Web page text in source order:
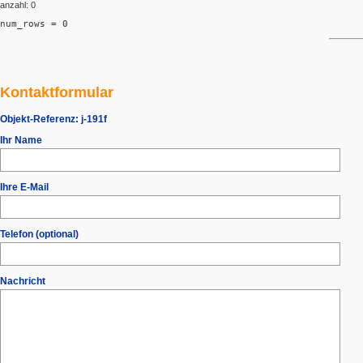
anzahl: 0
num_rows = 0
Kontaktformular
Objekt-Referenz: j-191f
Ihr Name
Ihre E-Mail
Telefon (optional)
Nachricht